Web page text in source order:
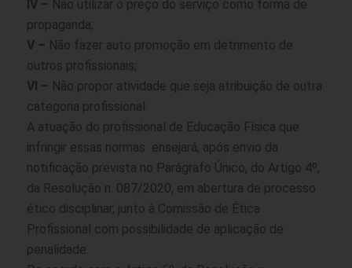
IV – Não utilizar o preço do serviço como forma de
propaganda;
V – Não fazer auto promoção em detrimento de
outros profissionais;
VI – Não propor atividade que seja atribuição de outra
categoria profissional.
A atuação do profissional de Educação Física que
infringir essas normas ensejará, após envio da
notificação prevista no Parágrafo Único, do Artigo 4º,
da Resolução n. 087/2020, em abertura de processo
ético disciplinar, junto à Comissão de Ética
Profissional com possibilidade de aplicação de
penalidade.